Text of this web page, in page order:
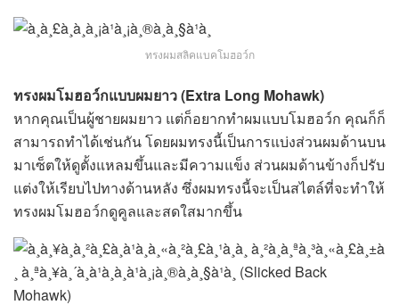
ทรงผมสลิคแบคโมฮอว์ก
ทรงผมโมฮอว์กแบบผมยาว (Extra Long Mohawk)
หากคุณเป็นผู้ชายผมยาว แต่ก็อยากทำผมแบบโมฮอว์ก คุณก็ก็
สามารถทำได้เช่นกัน โดยผมทรงนี้เป็นการแบ่งส่วนผมด้านบน
มาเซ็ตให้ดูตั้งแหลมขึ้นและมีความแข็ง ส่วนผมด้านข้างก็ปรับ
แต่งให้เรียบไปทางด้านหลัง ซึ่งผมทรงนี้จะเป็นสไตล์ที่จะทำให้
ทรงผมโมฮอว์กดูคูลและสดใสมากขึ้น